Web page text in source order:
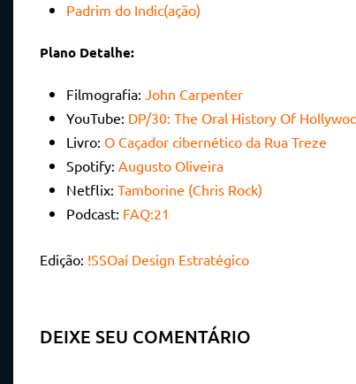
Padrim do Indic(ação)
Plano Detalhe:
Filmografia: John Carpenter
YouTube: DP/30: The Oral History Of
Livro: O Caçador cibernético da Rua Treze
Spotify: Augusto Oliveira
Netflix: Tamborine (Chris Rock)
Podcast: FAQ:21
Edição: !SSOaí Design Estratégico
DEIXE SEU COMENTÁRIO